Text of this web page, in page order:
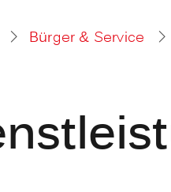
Bürger & Service